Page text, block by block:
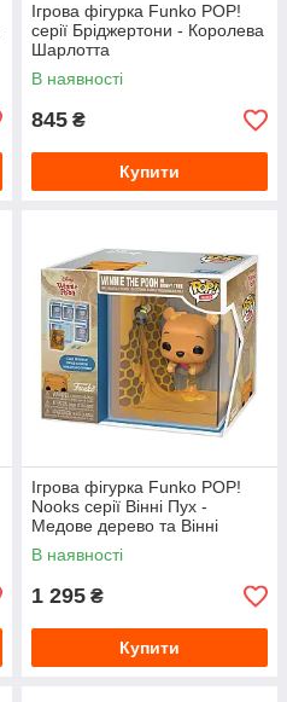
Ігрова фігурка Funko POP!
серії Бріджертони ­- Королева
Шарлотта
В наявності
845 ₴
Купити
Ігрова фігурка Funko POP!
Nooks серії Вінні Пух -
Медове дерево та Вінні
В наявності
1 295 ₴
Купити